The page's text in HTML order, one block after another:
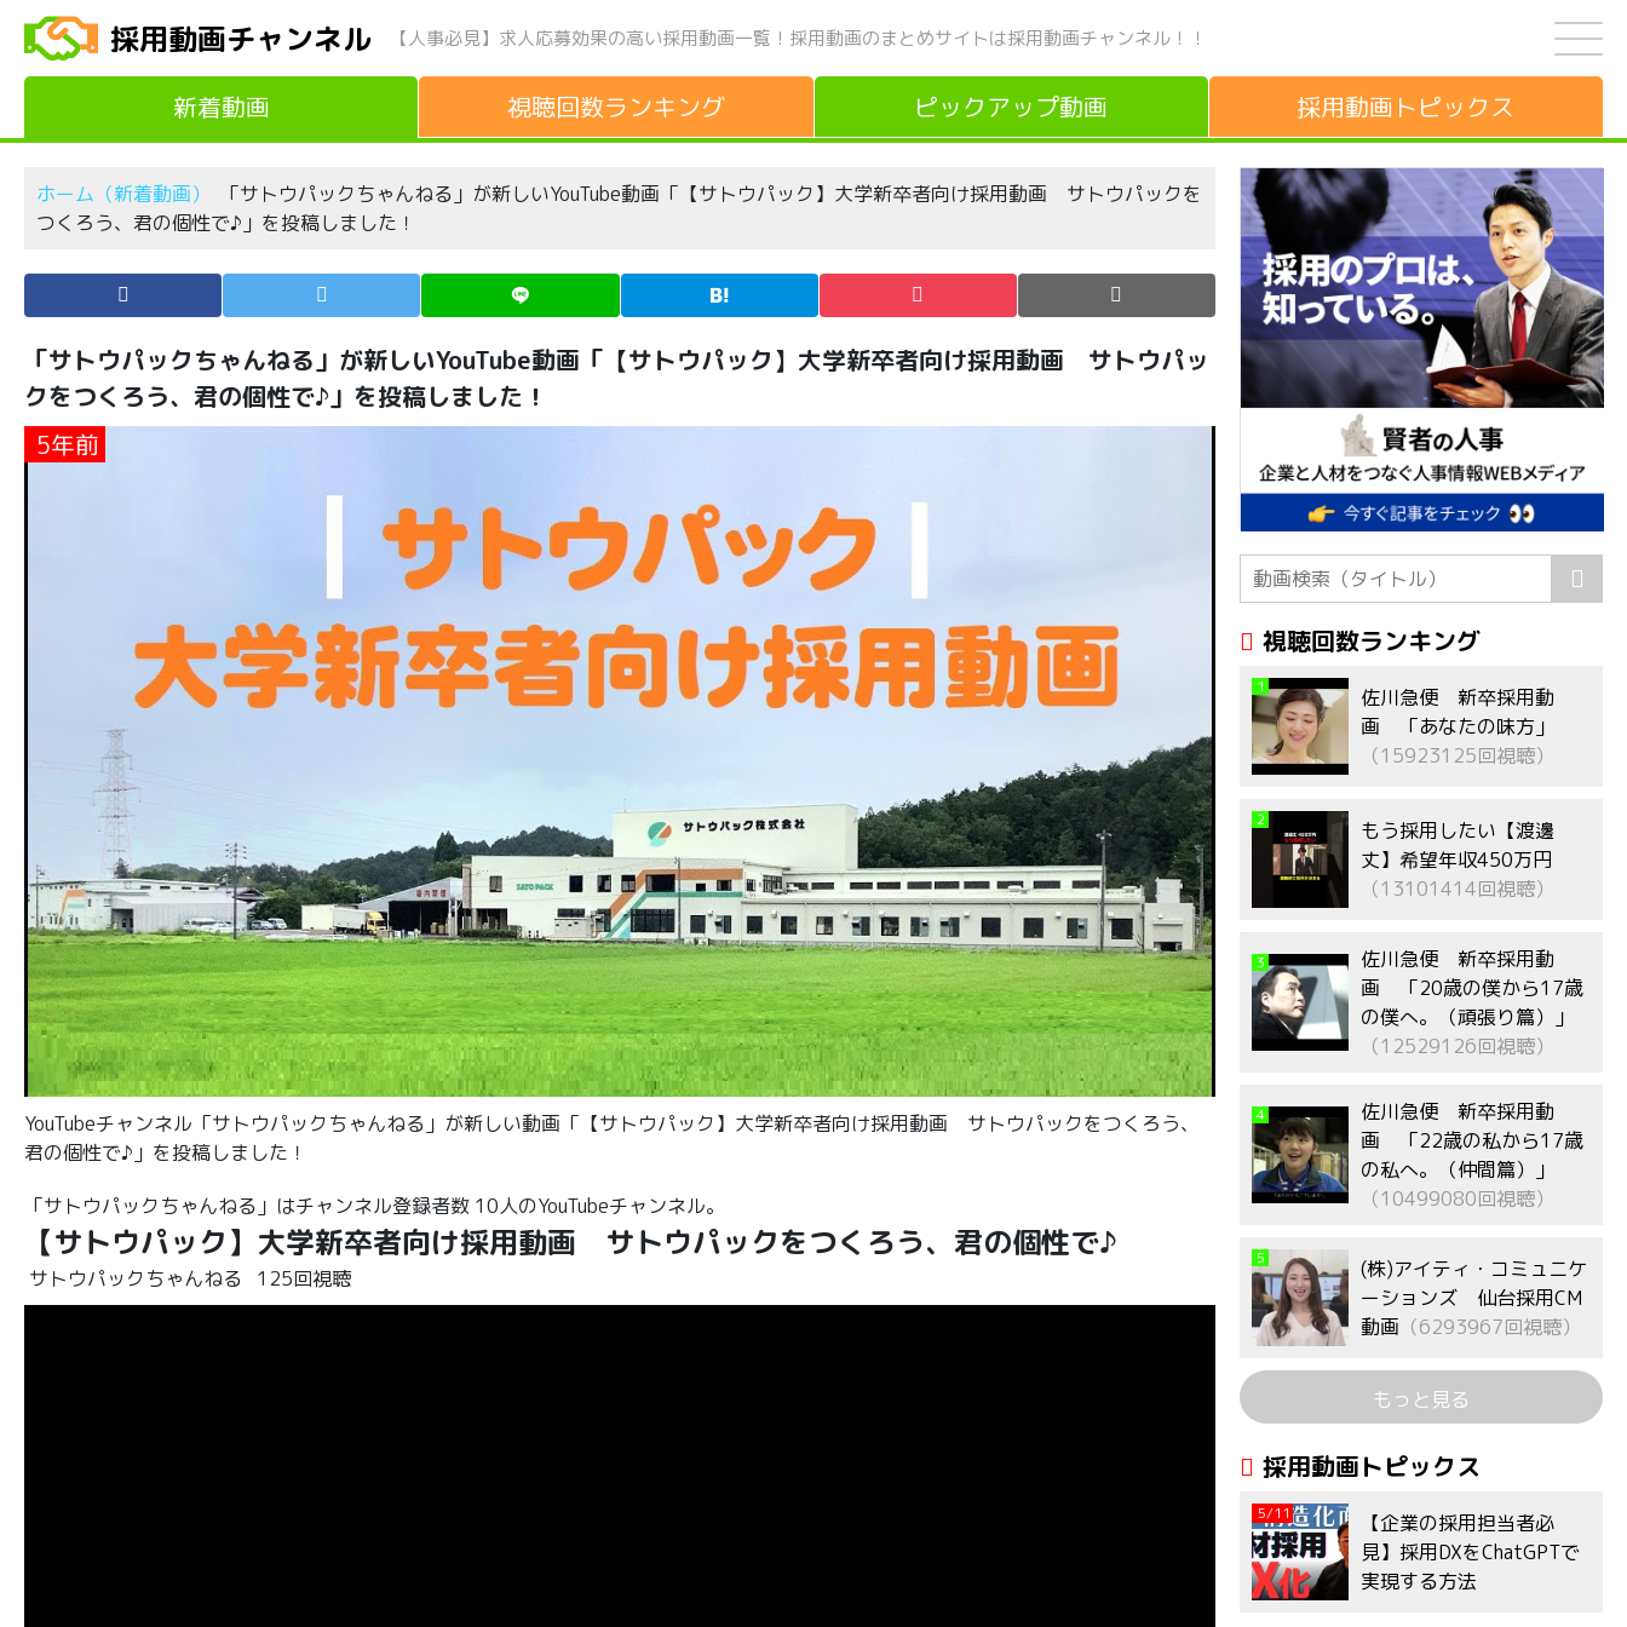
採用動画チャンネル 【人事必見】求人応募効果の高い採用動画一覧！ 採用動画のまとめサイトは採用動画チャンネル！！
新着動画 視聴回数ランキング ピックアップ動画 採用動画 トピックス
ホーム（新着動画）
「サトウパックちゃんねる」が新しいYouTube動画「【サトウパック】大学新卒者向け採用動画 サトウパックを
つくろう、君の個性で♪」を投稿しました！
「サトウパックちゃんねる」が新しいYouTube動画「【サトウパック】大学新卒者向け採用動画 サトウパッ
クをつくろう、君の個性で♪」を投稿しました！
5年前
YouTubeチャンネル「サトウパックちゃんねる」が新しい動画「【サトウパック】大学新卒者向け採用動画 サトウパックをつくろう、
君の個性で♪」を投稿しました！
「サトウパックちゃんねる」はチャンネル登録者数 10人のYouTubeチャンネル。
【サトウパック】大学新卒者向け採用動画 サトウパックをつくろう、君の個性で♪
サトウパックちゃんねる 125回視聴
視聴回数ランキング
1
佐川急便 新卒採用動
画 「あなたの味方」
（15923125回視聴）
2
もう採用したい【渡邊
丈】希望年収450万円
（13101414回視聴）
3
佐川急便 新卒採用動
画 「20歳の僕から17歳
の僕へ。（頑張り篇）」
（12529126回視聴）
4
佐川急便 新卒採用動
画 「22歳の私から17歳
の私へ。（仲間篇）」
（10499080回視聴）
5
(株)アイティ・コミュニケ
ーションズ 仙台採用CM
動画 （6293967回視聴）
もっと見る
採用動画トピックス
5/11
【企業の採用担当者必
見】採用DXをChatGPTで
実現する方法